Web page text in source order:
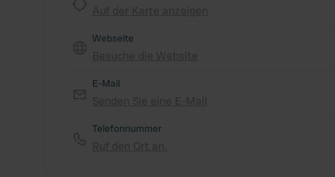
Webseite
E-Mail
Telefonnummer